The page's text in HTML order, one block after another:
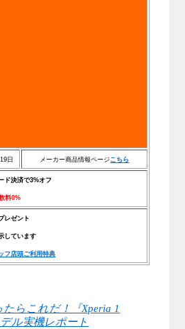
日 メーカー商品情報ページこちら
ド決済で3%オフ
料0%
レゼント
しています
フ店頭ご利用特典
たらこれだ！『Xperia 1
ル実機レポート